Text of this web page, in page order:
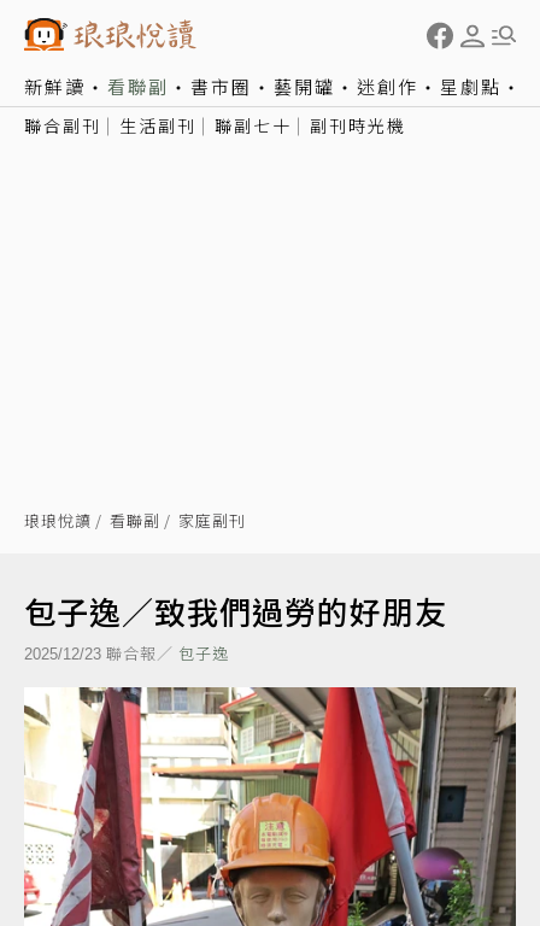
新鮮讀 看聯副 書市圈 藝開罐 迷創作 星劇點
聯合副刊 生活副刊 聯副七十 副刊時光機
琅琅悅讀 看聯副 家庭副刊
包子逸／致我們過勞的好朋友
2025/12/23 聯合報／ 包子逸